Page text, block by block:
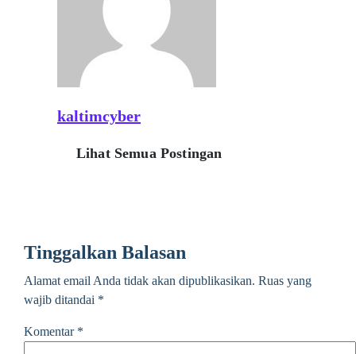
kaltimcyber
Lihat Semua Postingan
Tinggalkan Balasan
Alamat email Anda tidak akan dipublikasikan. Ruas yang
wajib ditandai *
Komentar *